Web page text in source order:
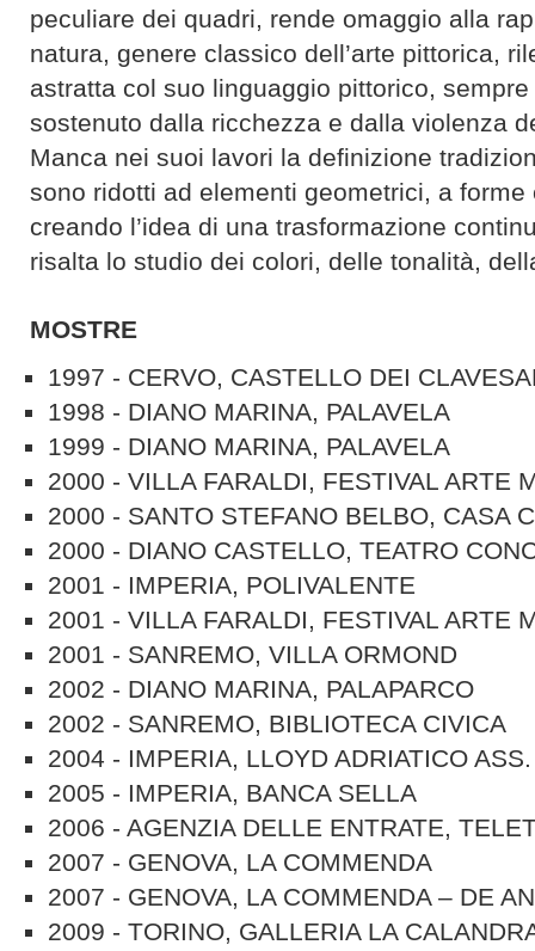
peculiare dei quadri, rende omaggio alla
natura, genere classico dell’arte pittorica,
astratta col suo linguaggio pittorico,
sostenuto dalla ricchezza e dalla violenza
Manca nei suoi lavori la definizione
sono ridotti ad elementi geometrici, a
creando l’idea di una trasformazione
risalta lo studio dei colori, delle tonalità,
MOSTRE
1997 - CERVO, CASTELLO DEI
1998 - DIANO MARINA, PALAVELA
1999 - DIANO MARINA, PALAVELA
2000 - VILLA FARALDI, FESTIVAL ARTE
2000 - SANTO STEFANO BELBO, CASA
2000 - DIANO CASTELLO, TEATRO
2001 - IMPERIA, POLIVALENTE
2001 - VILLA FARALDI, FESTIVAL ARTE
2001 - SANREMO, VILLA ORMOND
2002 - DIANO MARINA, PALAPARCO
2002 - SANREMO, BIBLIOTECA CIVICA
2004 - IMPERIA, LLOYD ADRIATICO ASS.
2005 - IMPERIA, BANCA SELLA
2006 - AGENZIA DELLE ENTRATE,
2007 - GENOVA, LA COMMENDA
2007 - GENOVA, LA COMMENDA – DE
2009 - TORINO, GALLERIA LA